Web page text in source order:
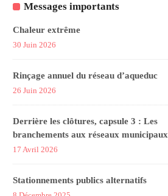
Messages importants
Chaleur extrême
30 Juin 2026
Rinçage annuel du réseau d’aqueduc
26 Juin 2026
Derrière les clôtures, capsule 3 : Les
branchements aux réseaux municipaux
17 Avril 2026
Stationnements publics alternatifs